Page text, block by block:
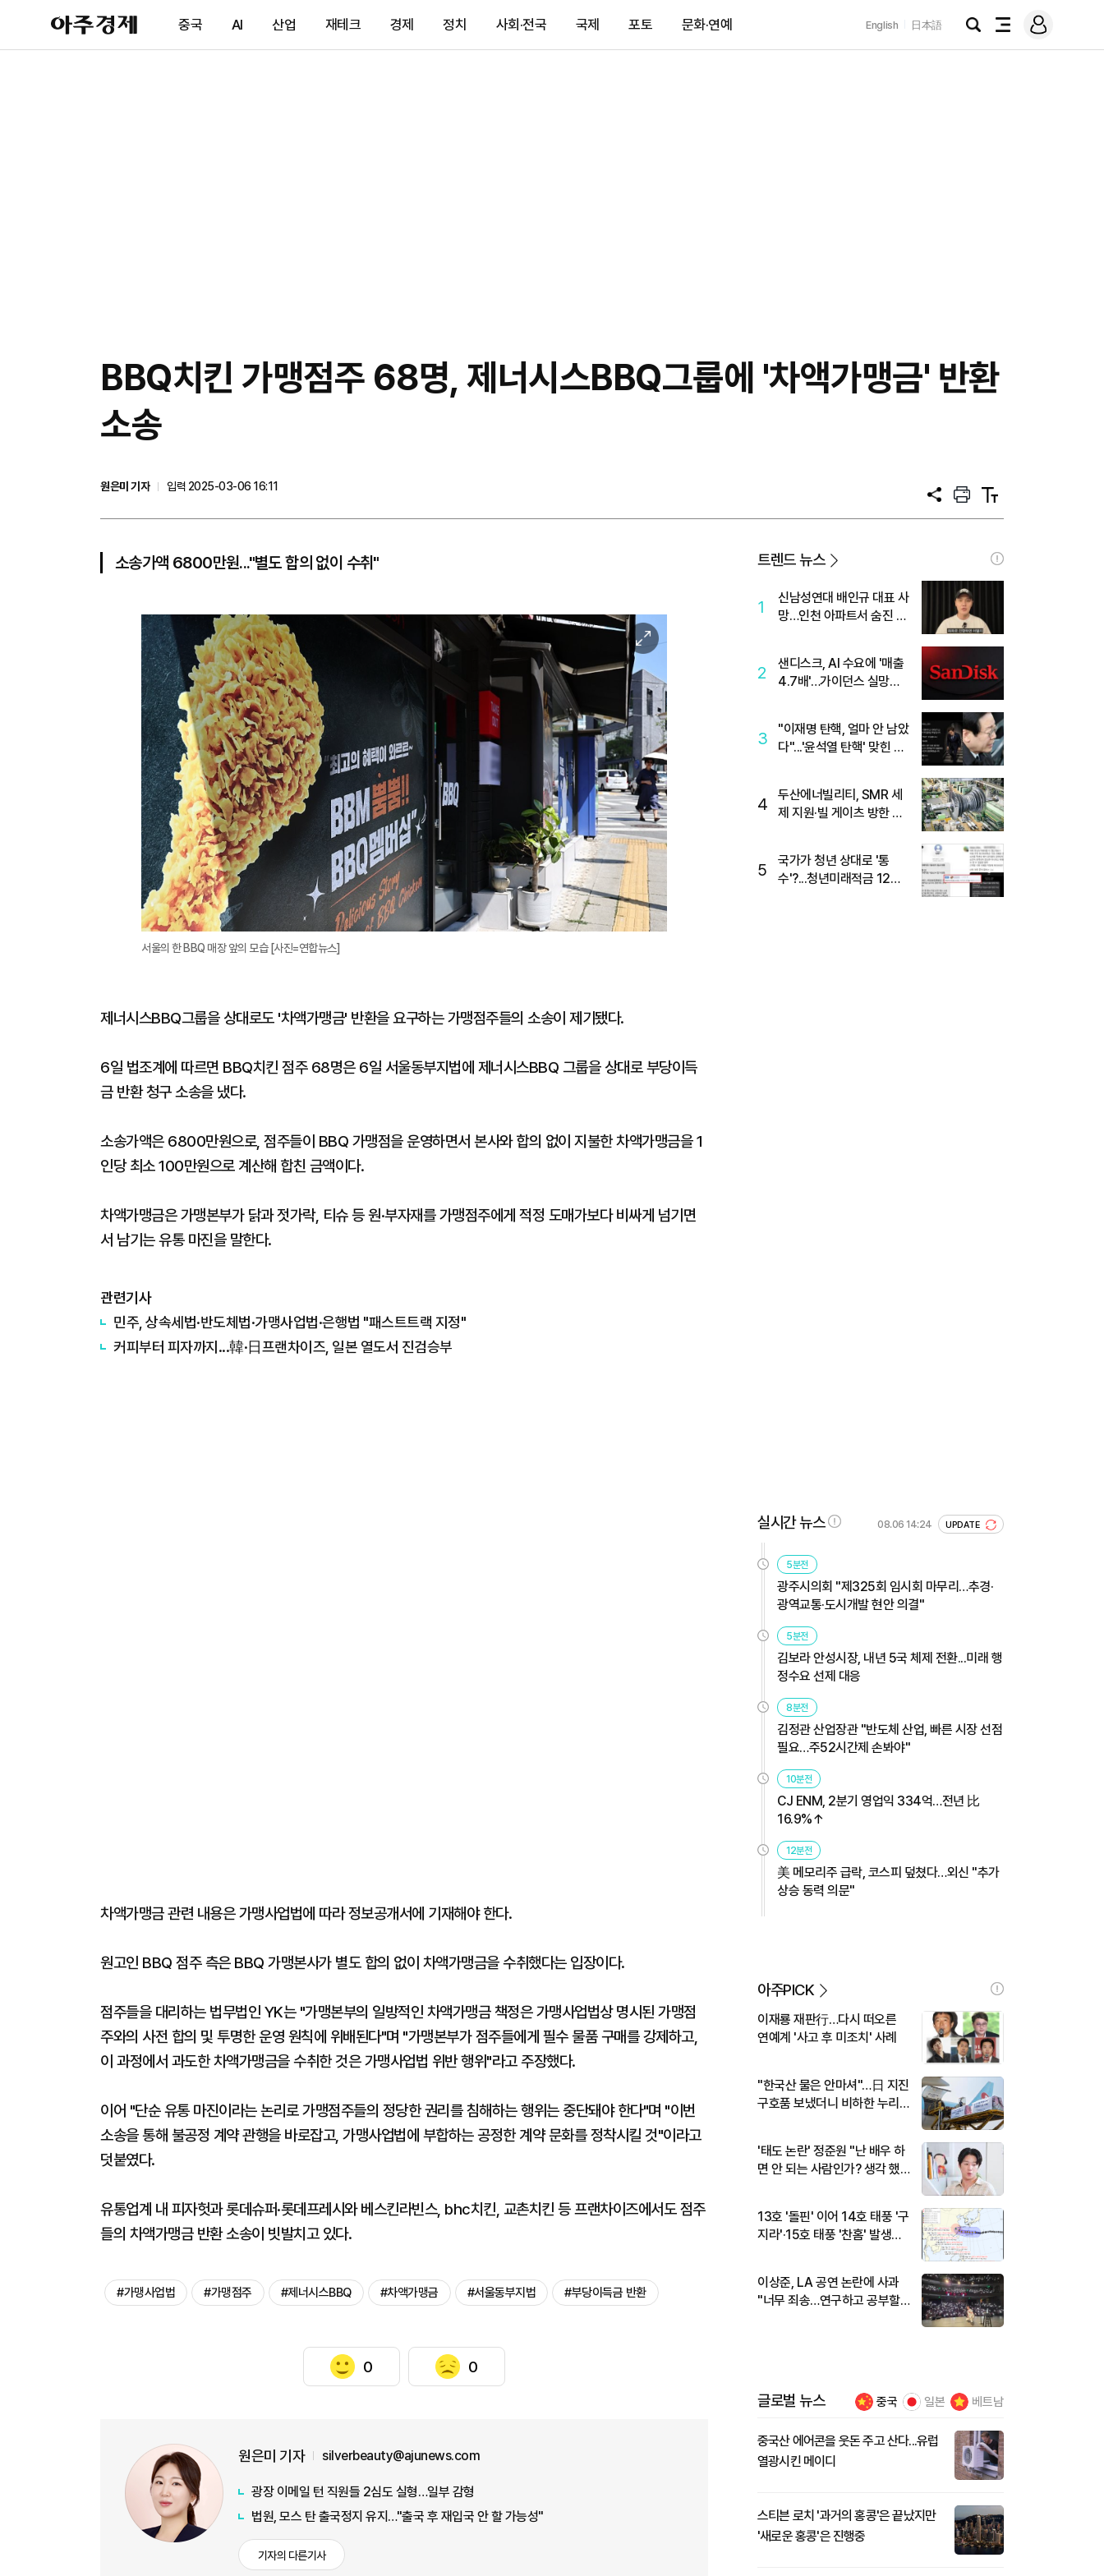
아
주
제
중국 AI 산업 재테크 경제 정치 사회·전국 국제 포토 문화·연예 English 日本語
검
전
메
그
BBQ치킨 가맹점주 68명, 제너시스BBQ그룹에 '차액가맹금' 반환
소송
원은미 기자
입력 2025-03-06 16:11
공
프
트
텍
트
소송가액 6800만원..."별도 합의 없이 수취"
이
미
지
확
대
서울의 한 BBQ 매장 앞의 모습 [사진=연합뉴스]
제너시스BBQ그룹을 상대로도 '차액가맹금' 반환을 요구하는 가맹점주들의 소송이 제기됐다.
6일 법조계에 따르면 BBQ치킨 점주 68명은 6일 서울동부지법에 제너시스BBQ 그룹을 상대로 부당이득
금 반환 청구 소송을 냈다.
소송가액은 6800만원으로, 점주들이 BBQ 가맹점을 운영하면서 본사와 합의 없이 지불한 차액가맹금을 1
인당 최소 100만원으로 계산해 합친 금액이다.
차액가맹금은 가맹본부가 닭과 젓가락, 티슈 등 원·부자재를 가맹점주에게 적정 도매가보다 비싸게 넘기면
서 남기는 유통 마진을 말한다.
관련기사
민주, 상속세법·반도체법·가맹사업법·은행법 "패스트트랙 지정"
커피부터 피자까지...韓·日프랜차이즈, 일본 열도서 진검승부
차액가맹금 관련 내용은 가맹사업법에 따라 정보공개서에 기재해야 한다.
원고인 BBQ 점주 측은 BBQ 가맹본사가 별도 합의 없이 차액가맹금을 수취했다는 입장이다.
점주들을 대리하는 법무법인 YK는 "가맹본부의 일방적인 차액가맹금 책정은 가맹사업법상 명시된 가맹점
주와의 사전 합의 및 투명한 운영 원칙에 위배된다"며 "가맹본부가 점주들에게 필수 물품 구매를 강제하고,
이 과정에서 과도한 차액가맹금을 수취한 것은 가맹사업법 위반 행위"라고 주장했다.
이어 "단순 유통 마진이라는 논리로 가맹점주들의 정당한 권리를 침해하는 행위는 중단돼야 한다"며 "이번
소송을 통해 불공정 계약 관행을 바로잡고, 가맹사업법에 부합하는 공정한 계약 문화를 정착시킬 것"이라고
덧붙였다.
유통업계 내 피자헛과 롯데슈퍼·롯데프레시와 베스킨라빈스, bhc치킨, 교촌치킨 등 프랜차이즈에서도 점주
들의 차액가맹금 반환 소송이 빗발치고 있다.
#가맹사업법 #가맹점주 #제너시스BBQ #차액가맹금 #서울동부지법 #부당이득금 반환
0 0
원은미 기자 silverbeauty@ajunews.com
광장 이메일 턴 직원들 2심도 실형…일부 감형
법원, 모스 탄 출국정지 유지…"출국 후 재입국 안 할 가능성"
기자의 다른기사
트렌드 뉴스
1
신남성연대 배인규 대표 사
망…인천 아파트서 숨진 채
2
샌디스크, AI 수요에 '매출
4.7배'…가이던스 실망에
3
"이재명 탄핵, 얼마 안 남았
다"...'윤석열 탄핵' 맞힌 무
4
두산에너빌리티, SMR 세
제 지원·빌 게이츠 방한 기
5
국가가 청년 상대로 '통
수'?...청년미래적금 12%
실시간 뉴스 08.06 14:24 UPDATE
5분전
광주시의회 "제325회 임시회 마무리…추경·
광역교통·도시개발 현안 의결"
5분전
김보라 안성시장, 내년 5국 체제 전환...미래 행
정수요 선제 대응
8분전
김정관 산업장관 "반도체 산업, 빠른 시장 선점
필요…주52시간제 손봐야"
10분전
CJ ENM, 2분기 영업익 334억…전년 比
16.9%↑
12분전
美 메모리주 급락, 코스피 덮쳤다…외신 "추가
상승 동력 의문"
아주PICK
이재룡 재판行…다시 떠오른
연예계 '사고 후 미조치' 사례
"한국산 물은 안마셔"…日 지진
구호품 보냈더니 비하한 누리
'태도 논란' 정준원 "난 배우 하
면 안 되는 사람인가? 생각 했
13호 '돌핀' 이어 14호 태풍 '구
지라'·15호 태풍 '찬홈' 발생…
이상준, LA 공연 논란에 사과
"너무 죄송…연구하고 공부할
글로벌 뉴스 중국 일본 베트남
중국산 에어콘을 웃돈 주고 산다...유럽
열광시킨 메이디
스티븐 로치 '과거의 홍콩'은 끝났지만
'새로운 홍콩'은 진행중